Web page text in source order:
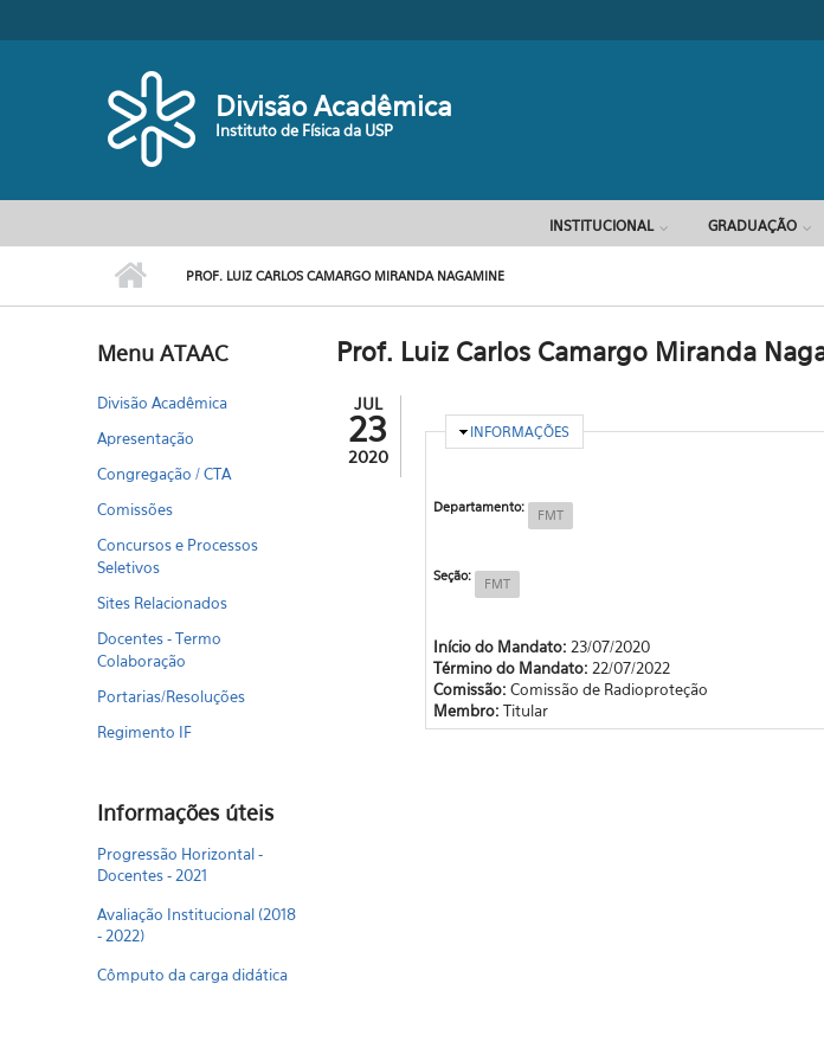
Divisão Acadêmica
Instituto de Física da USP
INSTITUCIONAL GRADUAÇÃO
PROF. LUIZ CARLOS CAMARGO MIRANDA NAGAMINE
Menu ATAAC
Divisão Acadêmica
Apresentação
Congregação / CTA
Comissões
Concursos e Processos
Seletivos
Sites Relacionados
Docentes - Termo
Colaboração
Portarias/Resoluções
Regimento IF
Informações úteis
Progressão Horizontal -
Docentes - 2021
Avaliação Institucional (2018
- 2022)
Cômputo da carga didática
Prof. Luiz Carlos Camargo Miranda
JUL
23
2020
OCULTAR
INFORMAÇÕES
Departamento: FMT
Seção: FMT
Início do Mandato: 23/07/2020
Término do Mandato: 22/07/2022
Comissão:Comissão de Radioproteção
Membro:Titular